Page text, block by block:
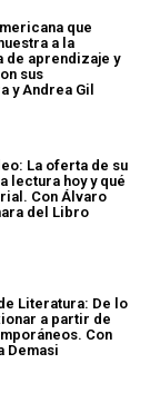
que
a la
de aprendizaje y
sus
y Andrea Gil
La oferta de su
lectura hoy y qué
Con Álvaro
del Libro
Literatura: De lo
a partir de
Con
Demasi